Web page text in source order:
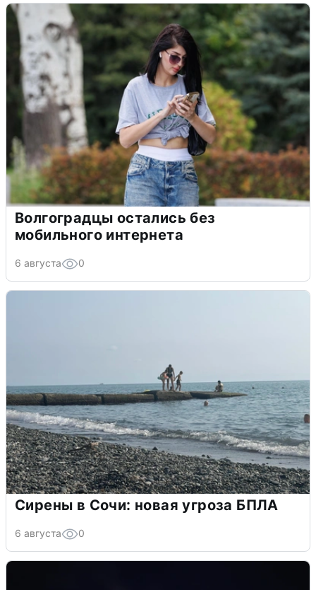
Волгоградцы остались без
мобильного интернета
6 августа 0
Сирены в Сочи: новая угроза БПЛА
6 августа 0